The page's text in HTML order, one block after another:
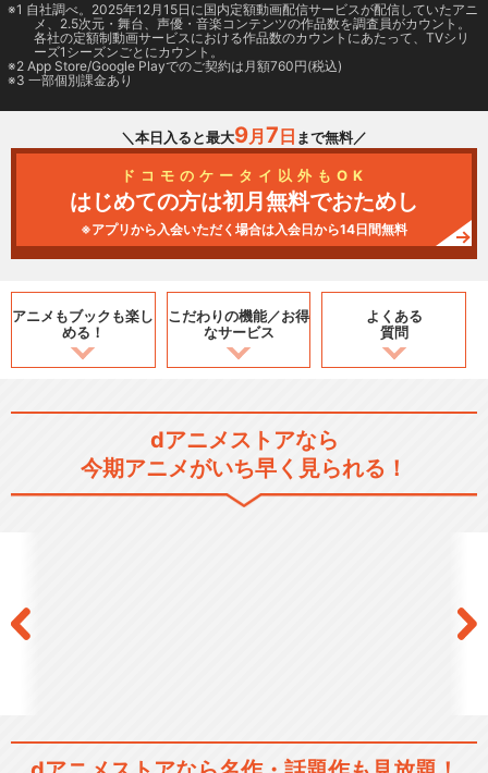
1 自社調べ。2025年12月15日に国内定額動画配信サービスが配信していたアニ
メ、2.5次元・舞台、声優・音楽コンテンツの作品数を調査員がカウント。
各社の定額制動画サービスにおける作品数のカウントにあたって、TVシリ
ーズ1シーズンごとにカウント。
2 App Store/Google Playでのご契約は月額760円(税込)
3 一部個別課金あり
＼本日入ると最大9月 7 日 まで無料／
ドコモのケータイ以外もOK
はじめての方は初月無料でおためし
※アプリから入会いただく場合は入会日から14日間無料
アニメもブックも楽し
める！
こだわりの機能／お得
なサービス
よくある
質問
dアニメストアなら
今期アニメがいち早く見られる！